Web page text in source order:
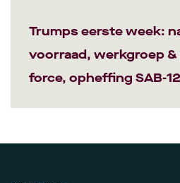
Trumps eerste week:
voorraad, werkgroep
force, opheffing SAB-